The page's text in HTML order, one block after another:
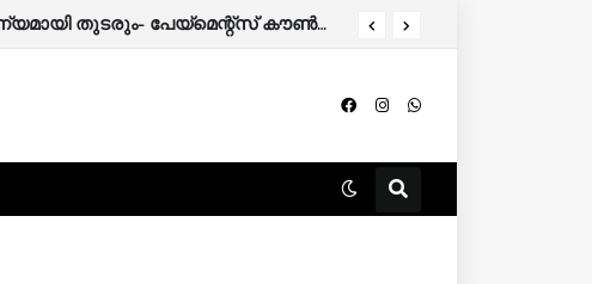
വാടകവീട്ടില്‍ അബോധാവസ്ഥയില്‍ കണ്ടെത്തിയ ഗര്‍ഭിണി ചികിത്സയിലിരിക്കെ മരിച്ചു; ദുരൂഹത ആരോപിച്ച് കുടുംബം.